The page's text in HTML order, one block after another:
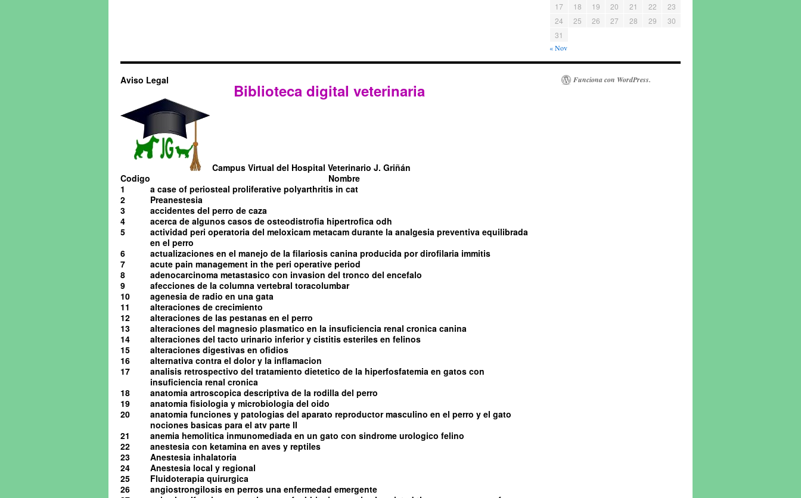
17
18 19 20 21 22
23
24
25 26 27 28 29
30
31
« Nov
Aviso Legal
Biblioteca digital veterinaria
Campus Virtual del Hospital Veterinario J. Griñán
Codigo
Nombre
1
a case of periosteal proliferative polyarthritis in cat
2
Preanestesia
3
accidentes del perro de caza
4
acerca de algunos casos de osteodistrofia hipertrofica odh
5
actividad peri operatoria del meloxicam metacam durante la analgesia preventiva equilibrada
en el perro
6
actualizaciones en el manejo de la filariosis canina producida por dirofilaria immitis
7
acute pain management in the peri operative period
8
adenocarcinoma metastasico con invasion del tronco del encefalo
9
afecciones de la columna vertebral toracolumbar
10
agenesia de radio en una gata
11
alteraciones de crecimiento
12
alteraciones de las pestanas en el perro
13
alteraciones del magnesio plasmatico en la insuficiencia renal cronica canina
14
alteraciones del tacto urinario inferior y cistitis esteriles en felinos
15
alteraciones digestivas en ofidios
16
alternativa contra el dolor y la inflamacion
17
analisis retrospectivo del tratamiento dietetico de la hiperfosfatemia en gatos con
insuficiencia renal cronica
18
anatomia artroscopica descriptiva de la rodilla del perro
19
anatomia fisiologia y microbiologia del oido
20
anatomia funciones y patologias del aparato reproductor masculino en el perro y el gato
nociones basicas para el atv parte II
21
anemia hemolitica inmunomediada en un gato con sindrome urologico felino
22
anestesia con ketamina en aves y reptiles
23
Anestesia inhalatoria
24
Anestesia local y regional
25
Fluidoterapia quirurgica
26
angiostrongilosis en perros una enfermedad emergente
Funciona con WordPress.